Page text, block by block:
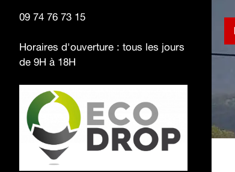
09 74 76 73 15
Horaires d'ouverture : tous les jours
de 9H à 18H